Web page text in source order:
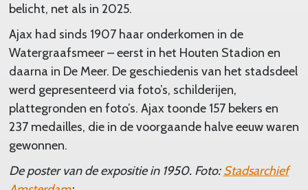
belicht, net als in 2025.
Ajax had sinds 1907 haar onderkomen in de
Watergraafsmeer – eerst in het Houten Stadion en
daarna in De Meer. De geschiedenis van het stadsdeel
werd gepresenteerd via foto’s, schilderijen,
plattegronden en foto’s. Ajax toonde 157 bekers en
237 medailles, die in de voorgaande halve eeuw waren
gewonnen.
De poster van de expositie in 1950. Foto:Stadsarchief